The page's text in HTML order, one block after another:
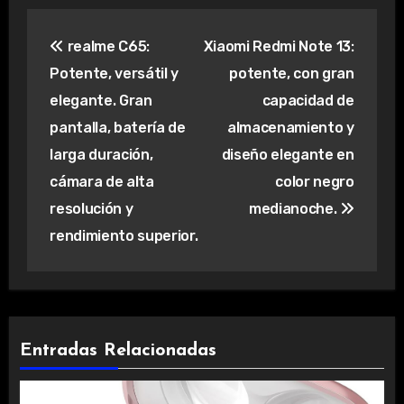
de
entradas
realme C65:
Potente, versátil y
elegante. Gran
pantalla, batería de
larga duración,
cámara de alta
resolución y
rendimiento superior.
Xiaomi Redmi Note 13:
potente, con gran
capacidad de
almacenamiento y
diseño elegante en
color negro
medianoche.
Entradas Relacionadas